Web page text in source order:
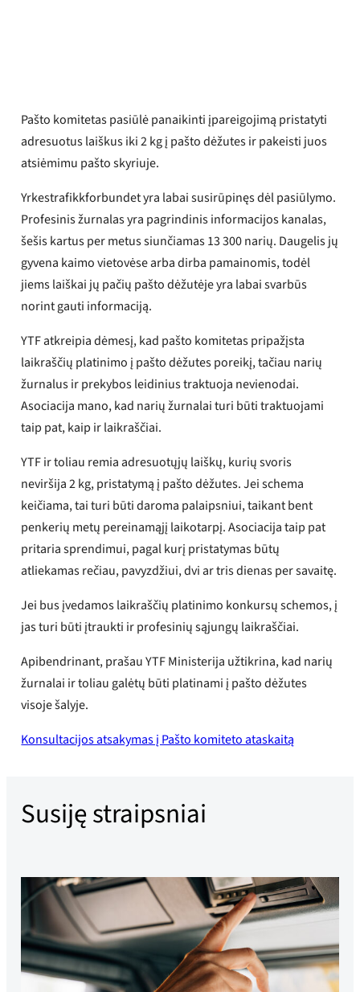
Pašto komitetas pasiūlė panaikinti įpareigojimą pristatyti
adresuotus laiškus iki 2 kg į pašto dėžutes ir pakeisti juos
atsiėmimu pašto skyriuje.
Yrkestrafikkforbundet yra labai susirūpinęs dėl pasiūlymo.
Profesinis žurnalas yra pagrindinis informacijos kanalas,
šešis kartus per metus siunčiamas 13 300 narių. Daugelis jų
gyvena kaimo vietovėse arba dirba pamainomis, todėl
jiems laiškai jų pačių pašto dėžutėje yra labai svarbūs
norint gauti informaciją.
YTF atkreipia dėmesį, kad pašto komitetas pripažįsta
laikraščių platinimo į pašto dėžutes poreikį, tačiau narių
žurnalus ir prekybos leidinius traktuoja nevienodai.
Asociacija mano, kad narių žurnalai turi būti traktuojami
taip pat, kaip ir laikraščiai.
YTF ir toliau remia adresuotųjų laiškų, kurių svoris
neviršija 2 kg, pristatymą į pašto dėžutes. Jei schema
keičiama, tai turi būti daroma palaipsniui, taikant bent
penkerių metų pereinamąjį laikotarpį. Asociacija taip pat
pritaria sprendimui, pagal kurį pristatymas būtų
atliekamas rečiau, pavyzdžiui, dvi ar tris dienas per savaitę.
Jei bus įvedamos laikraščių platinimo konkursų schemos, į
jas turi būti įtraukti ir profesinių sąjungų laikraščiai.
Apibendrinant, prašau YTF Ministerija užtikrina, kad narių
žurnalai ir toliau galėtų būti platinami į pašto dėžutes
visoje šalyje.
Konsultacijos atsakymas į Pašto komiteto ataskaitą
Susiję straipsniai